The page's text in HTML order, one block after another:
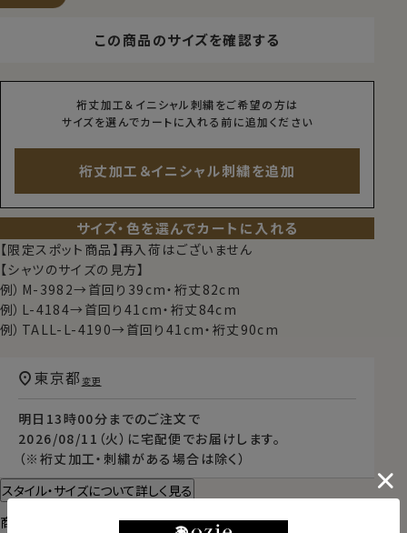
この商品のサイズを確認する
裄丈加工＆イニシャル刺繍をご希望の方は
サイズを選んでカートに入れる前に追加ください
裄丈加工＆イニシャル刺繍を追加
サイズ・色を選んでカートに入れる
【限定スポット商品】再入荷はございません
【シャツのサイズの見方】
例）M-3982→首回り39cm・裄丈82cm
例）L-4184→首回り41cm・裄丈84cm
例）TALL-L-4190→首回り41cm・裄丈90cm
明日 13時00分 までのご注文で
2026/08/11（火） に宅配便 でお届けします。
（※裄丈加工・刺繍がある場合は除く）
東京都 変更
スタイル・サイズについて詳しく見る
商品についてのお問い合わせ